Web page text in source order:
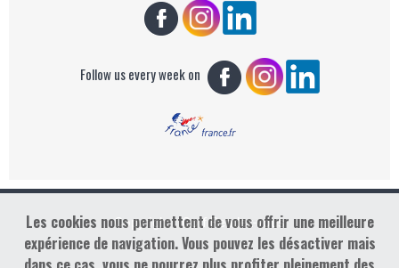
Follow us every week on
Copyright : Golf Rendez-vous
Les cookies nous permettent de vous offrir une meilleure
expérience de navigation. Vous pouvez les désactiver mais